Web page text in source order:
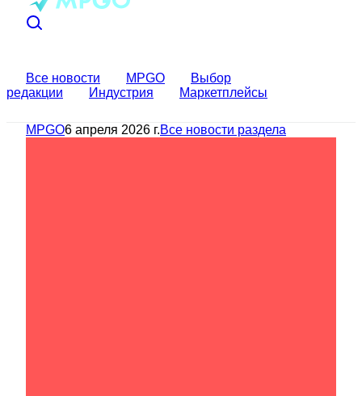
Все новости MPGO
Выбор
редакции
Индустрия Маркетплейсы
MPGO6 апреля 2026 г.Все новости раздела